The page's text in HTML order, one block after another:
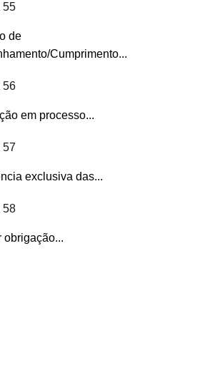
55
de
Cumprimento...
56
em processo...
57
exclusiva das...
58
obrigação...